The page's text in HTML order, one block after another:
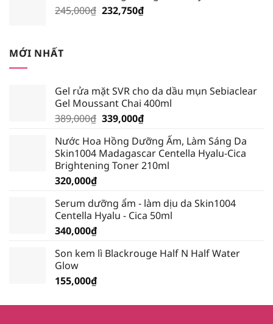
185,250₫.
245,000₫ Giá
232,750₫Giá
MỚI NHẤT
Gel rửa mặt SVR cho da dầu mụn Sebiaclear
Gel Moussant Chai 400ml
389,000₫ Giá
là:
389,000₫.
339,000₫Giá
tại
là:
339,000₫.
Nước Hoa Hồng Dưỡng Ẩm, Làm Sáng Da
Skin1004 Madagascar Centella Hyalu-Cica
Brightening Toner 210ml
320,000₫
Serum dưỡng ẩm - làm dịu da Skin1004
Centella Hyalu - Cica 50ml
340,000₫
Son kem lì Blackrouge Half N Half Water
Glow
155,000₫